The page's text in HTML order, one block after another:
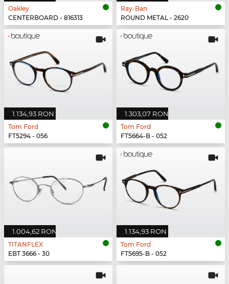
Oakley
CENTERBOARD - 816313
Ray-Ban
ROUND METAL - 2620
1.134,93 RON
Tom Ford
FT5294 - 056
1.303,07 RON
Tom Ford
FT5664-B - 052
1.004,62 RON
TITANFLEX
EBT 3666 - 30
1.134,93 RON
Tom Ford
FT5695-B - 052